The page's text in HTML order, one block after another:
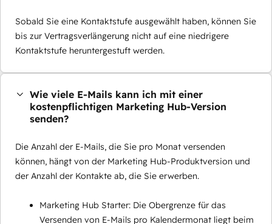
Sobald Sie eine Kontaktstufe ausgewählt haben, können Sie
bis zur Vertragsverlängerung nicht auf eine niedrigere
Kontaktstufe heruntergestuft werden.
Wie viele E-Mails kann ich mit einer
kostenpflichtigen Marketing Hub-Version
senden?
Die Anzahl der E-Mails, die Sie pro Monat versenden
können, hängt von der Marketing Hub-Produktversion und
der Anzahl der Kontakte ab, die Sie erwerben.
Marketing Hub Starter: Die Obergrenze für das
Versenden von E-Mails pro Kalendermonat liegt beim